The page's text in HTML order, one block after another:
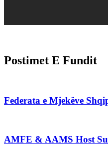
Postimet E Fundit
Federata e Mjekëve
AMFE & AAMS Host